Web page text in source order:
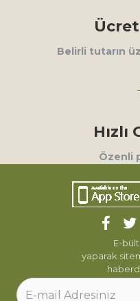
Belirli tutarın
Özenli
E-
yaparak